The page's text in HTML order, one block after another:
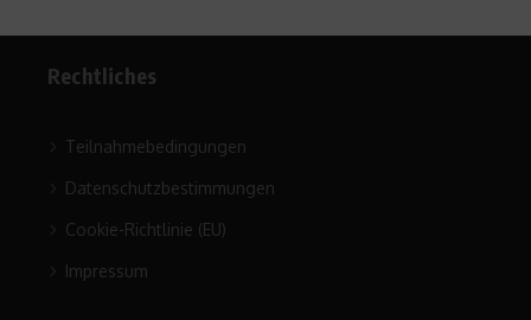
Rechtliches
Teilnahmebedingungen
Datenschutzbestimmungen
Cookie-Richtlinie (EU)
Impressum